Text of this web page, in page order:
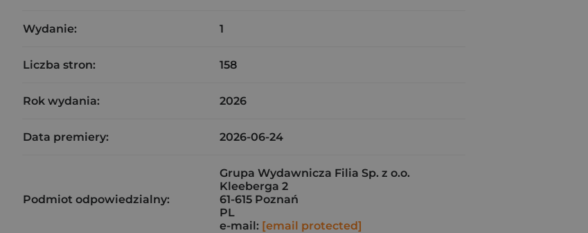
Wydanie: 1
Liczba stron: 158
Rok wydania: 2026
Data premiery: 2026-06-24
Podmiot odpowiedzialny:
Grupa Wydawnicza Filia Sp. z o.o.
Kleeberga 2
61-615 Poznań
PL
e-mail: [email protected]